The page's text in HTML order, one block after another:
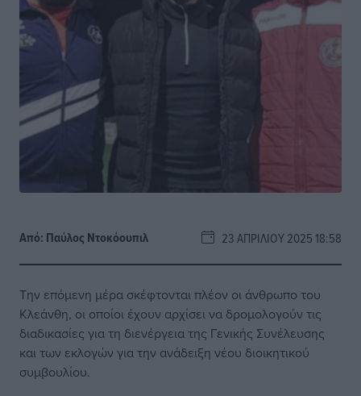
Από: Παύλος Nτοκόουπιλ 23 ΑΠΡΙΛΊΟΥ 2025 18:58
Την επόμενη μέρα σκέφτονται πλέον οι άνθρωπο του
Κλεάνθη, οι οποίοι έχουν αρχίσει να δρομολογούν τις
διαδικασίες για τη διενέργεια της Γενικής Συνέλευσης
και των εκλογών για την ανάδειξη νέου διοικητικού
συμβουλίου.